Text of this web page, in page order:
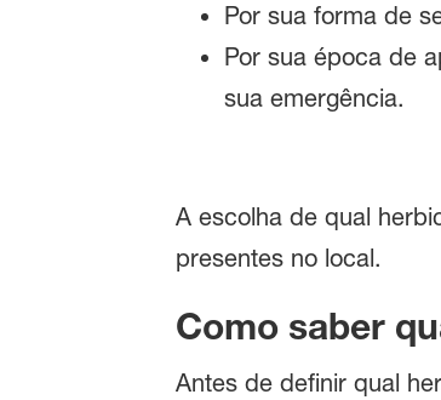
Por sua forma de
Por sua época de
sua emergência.
A escolha de qual
presentes no local.
Como saber
Antes de definir qual